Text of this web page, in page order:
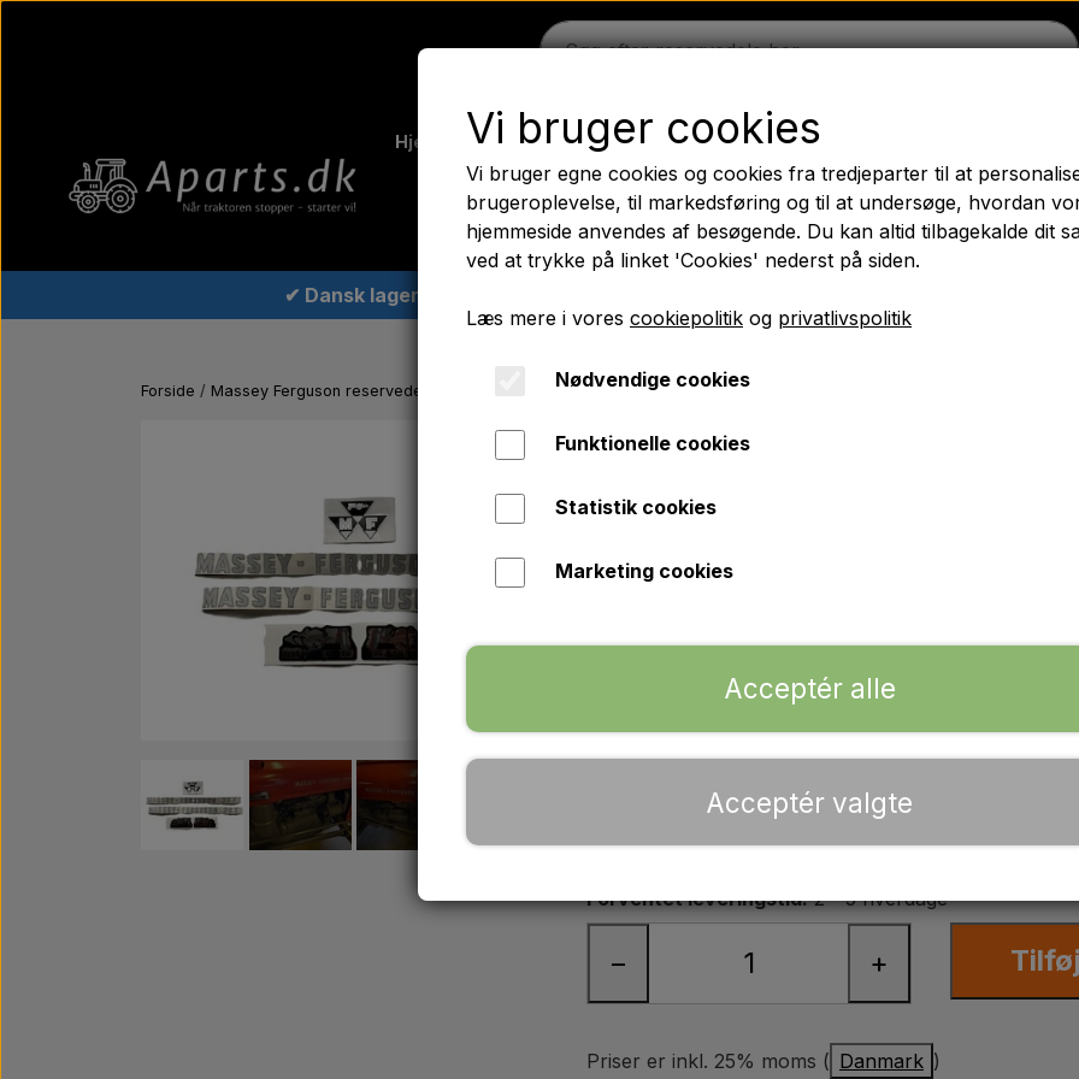
Hjem Ferguson Massey Ferguson Fordson Trækbomme
Traktordæk Olie Kemi El-dele LED Lygter Pære Maling
PTO Aksler GARDLOC Værksted/ Værktøj Tilbud
✔ Dansk lager
Forside Massey Ferguson reservedele Emblemsæt - Transfers sæt MF35X
Emblemsæt - Transfers
kr. 398,00
Med Sølvbogstaver og sort kant uden baggrund.
Med fritskårende bogstaver så man ikke ser
baggrundsfarve.
Forventet leveringstid:2 - 5 hverdage
− +
Priser er inkl. 25% moms ( Danmark )
Vi bruger cookies
Vi bruger egne cookies og cookies fra tredjeparter til at
brugeroplevelse, til markedsføring og til at undersøge, hvordan
hjemmeside anvendes af besøgende. Du kan altid tilbagekalde dit
ved at trykke på linket 'Cookies' nederst på siden.
Læs mere i vores cookiepolitik og privatlivspolitik
Nødvendige cookies
Funktionelle cookies
Statistik cookies
Marketing cookies
Acceptér alle
Acceptér valgte